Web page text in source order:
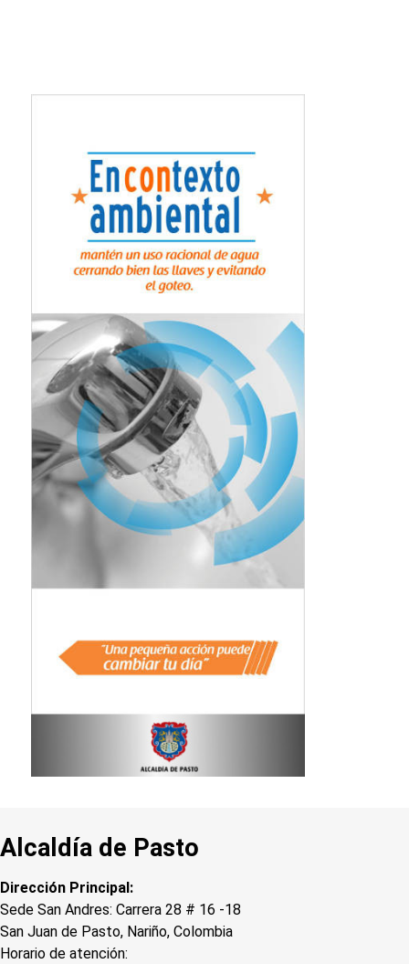
Alcaldía de Pasto
Dirección Principal:
Sede San Andres: Carrera 28 # 16 -18
San Juan de Pasto, Nariño, Colombia
Horario de atención: